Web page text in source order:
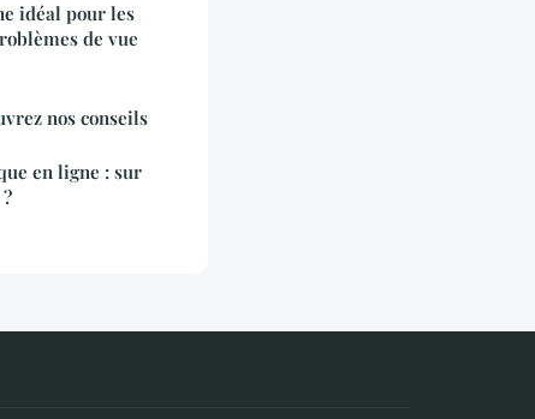
idéal pour les
de vue
nos conseils
en ligne : sur